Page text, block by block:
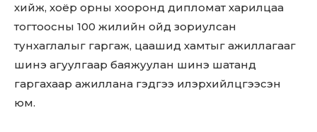
хийж, хоёр орны хооронд дипломат харилцаа
тогтоосны 100 жилийн ойд зориулсан
тунхаглалыг гаргаж, цаашид хамтыг ажиллагааг
шинэ агуулгаар баяжуулан шинэ шатанд
гаргахаар ажиллана гэдгээ илэрхийлцгээсэн
юм.